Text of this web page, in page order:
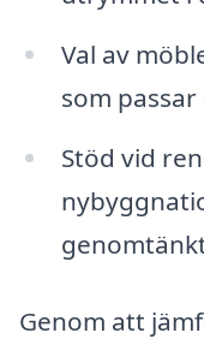
Val av
som
Stöd vid
Genom att